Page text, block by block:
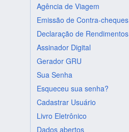
Agência de Viagem
Emissão de Contra-cheques
Declaração de Rendimentos
Assinador Digital
Gerador GRU
Sua Senha
Esqueceu sua senha?
Cadastrar Usuário
Livro Eletrônico
Dados abertos